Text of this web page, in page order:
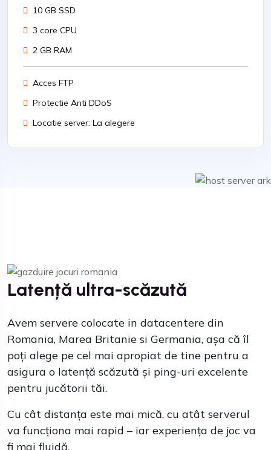
10 GB SSD
3 core CPU
2 GB RAM
Acces FTP
Protectie Anti DDoS
Locatie server: La alegere
Latență ultra-scăzută
Avem servere colocate in datacentere din
Romania, Marea Britanie si Germania, așa că îl
poți alege pe cel mai apropiat de tine pentru a
asigura o latență scăzută și ping-uri excelente
pentru jucătorii tăi.
Cu cât distanța este mai mică, cu atât serverul
va funcționa mai rapid – iar experiența de joc va
fi mai fluidă.